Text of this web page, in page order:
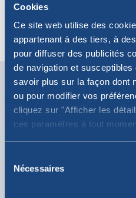
Cookies
Ce site web utilise des
appartenant à des tiers, à
pour diffuser des publicités
de navigation et
savoir plus sur la façon dont
ou pour modifier vos
cliquez sur "Afficher les
ces paramètres à tout
sélection", vous acceptez le
Nécessaires
+33
Veuillez indiquer votre
* champs obligatoires
Sélectionnez le sujet de votre